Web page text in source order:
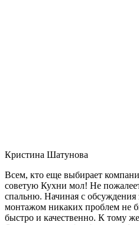
Кристина Шатунова
Всем, кто еще выбирает
советую Кухни мол! Не
спальню. Начиная с обсуждения
монтажом никаких проблем не
быстро и качественно. К тому